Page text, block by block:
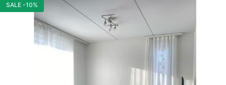
SALE -10%